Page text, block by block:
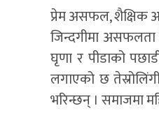
प्रेम असफल, शैक्षिक
जिन्दगीमा
घृणा र पीडाको
लगाएको छ
भरिन्छन् । समाजमा